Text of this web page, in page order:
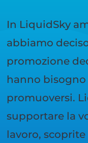
In LiquidSky
abbiamo
promozione
hanno
promuoversi.
supportare la
lavoro,